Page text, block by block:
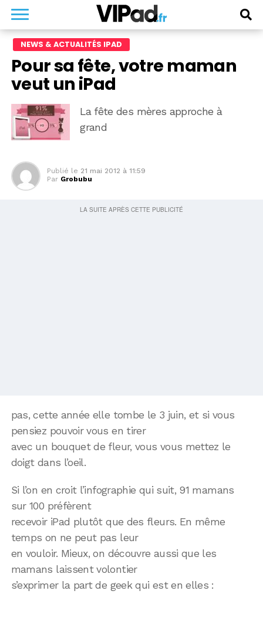
NEWS & ACTUALITÉS IPAD
Pour sa fête, votre maman
veut un iPad
La fête des mères approche à
grand
Publié le 21 mai 2012 à 11:59
Par Grobubu
pas, cette année elle tombe le 3 juin, et si vous
pensiez pouvoir vous en tirer
avec un bouquet de fleur, vous vous mettez le
doigt dans l’oeil.
Si l’on en croit l’infographie qui suit, 91 mamans
sur 100 préfèrent
recevoir iPad plutôt que des fleurs. En même
temps on ne peut pas leur
en vouloir. Mieux, on découvre aussi que les
mamans laissent volontier
s’exprimer la part de geek qui est en elles :